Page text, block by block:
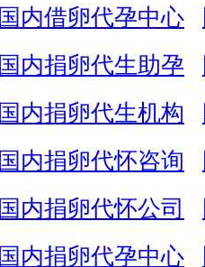
国内借卵代孕中心
国内捐卵代生助孕
国内捐卵代生机构
国内捐卵代怀咨询
国内捐卵代怀公司
国内捐卵代孕中心